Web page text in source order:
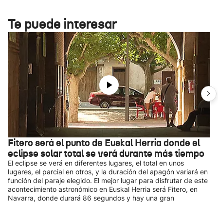
Te puede interesar
Fitero será el punto de Euskal Herria donde el
eclipse solar total se verá durante más tiempo
El eclipse se verá en diferentes lugares, el total en unos
lugares, el parcial en otros, y la duración del apagón variará en
función del paraje elegido. El mejor lugar para disfrutar de este
acontecimiento astronómico en Euskal Herria será Fitero, en
Navarra, donde durará 86 segundos y hay una gran